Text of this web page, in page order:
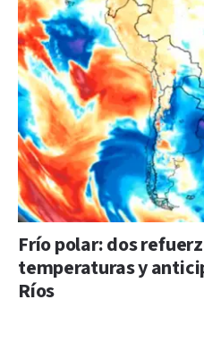
Frío polar: dos
temperaturas y
Ríos